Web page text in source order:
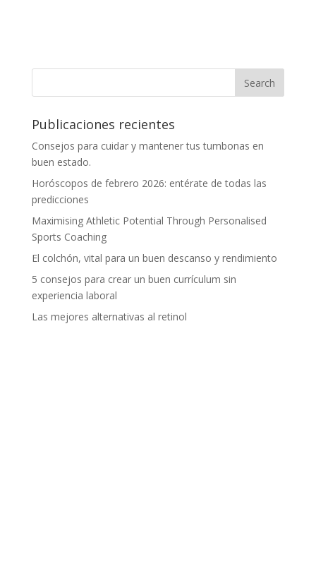
Publicaciones recientes
Consejos para cuidar y mantener tus tumbonas en
buen estado.
Horóscopos de febrero 2026: entérate de todas las
predicciones
Maximising Athletic Potential Through Personalised
Sports Coaching
El colchón, vital para un buen descanso y rendimiento
5 consejos para crear un buen currículum sin
experiencia laboral
Las mejores alternativas al retinol